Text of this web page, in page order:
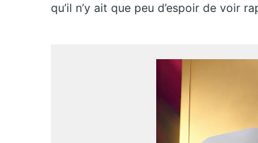
qu’il n’y ait que peu d’espoir de voir